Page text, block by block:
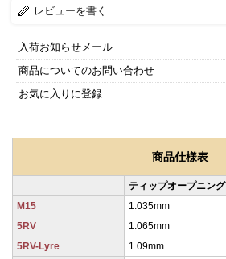
レビューを書く
入荷お知らせメール
商品についてのお問い合わせ
お気に入りに登録
商品仕様表
ティップオープニング
M15
1.035mm
5RV
1.065mm
5RV-Lyre
1.09mm